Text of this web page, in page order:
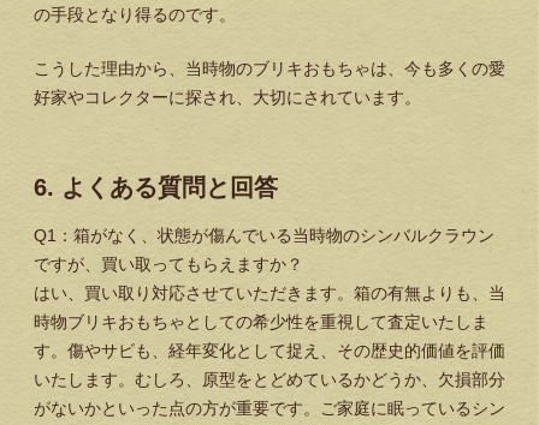
の手段となり得るのです。
こうした理由から、当時物のブリキおもちゃは、今も多くの愛
好家やコレクターに探され、大切にされています。
6. よくある質問と回答
Q1：箱がなく、状態が傷んでいる当時物のシンバルクラウン
ですが、買い取ってもらえますか？
はい、買い取り対応させていただきます。箱の有無よりも、当
時物ブリキおもちゃとしての希少性を重視して査定いたしま
す。傷やサビも、経年変化として捉え、その歴史的価値を評価
いたします。むしろ、原型をとどめているかどうか、欠損部分
がないかといった点の方が重要です。ご家庭に眠っているシン